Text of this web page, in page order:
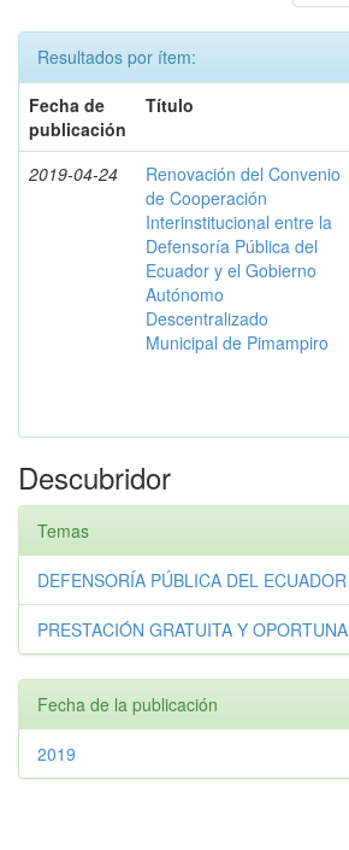
Resultados por ítem:
Fecha de
publicación
Título
2019-04-24
Renovación del Convenio
de Cooperación
Interinstitucional entre la
Defensoría Pública del
Ecuador y el Gobierno
Autónomo
Descentralizado
Municipal de Pimampiro
Descubridor
Temas
DEFENSORÍA PÚBLICA DEL ECUADOR
PRESTACIÓN GRATUITA Y OPORTUNA
Fecha de la publicación
2019